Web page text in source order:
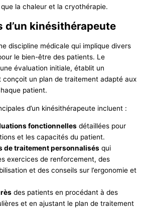
la chaleur et la cryothérapie.
d’un kinésithérapeute
discipline médicale qui implique divers
le bien-être des patients. Le
évaluation initiale, établit un
un plan de traitement adapté aux
patient.
d’un kinésithérapeute incluent :
fonctionnelles détaillées pour
et les capacités du patient.
de traitement personnalisés qui
exercices de renforcement, des
et des conseils sur l’ergonomie et
des patients en procédant à des
et en ajustant le plan de traitement